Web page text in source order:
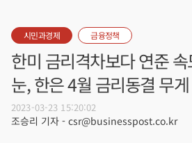
시민과경제 금융정책
한미 금리격차보다 연준
눈, 한은 4월 금리동결 무게
2023-03-23 15:20:02
조승리 기자 - csr@businesspost.co.kr